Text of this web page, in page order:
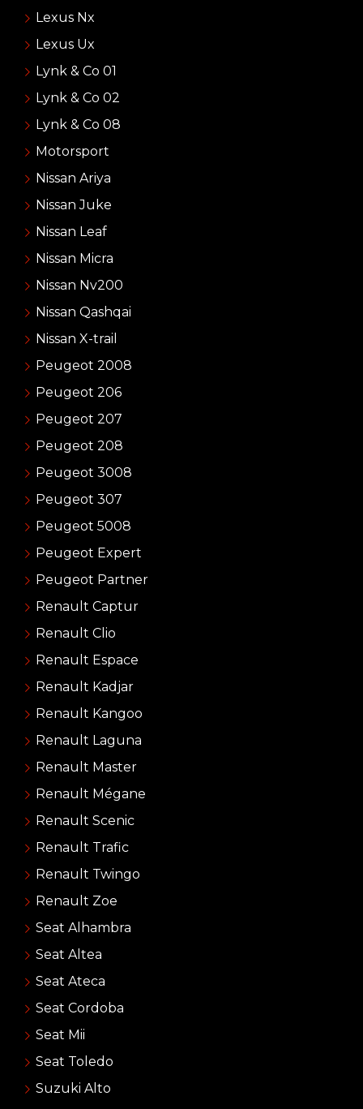
Lexus Nx
Lexus Ux
Lynk & Co 01
Lynk & Co 02
Lynk & Co 08
Motorsport
Nissan Ariya
Nissan Juke
Nissan Leaf
Nissan Micra
Nissan Nv200
Nissan Qashqai
Nissan X-trail
Peugeot 2008
Peugeot 206
Peugeot 207
Peugeot 208
Peugeot 3008
Peugeot 307
Peugeot 5008
Peugeot Expert
Peugeot Partner
Renault Captur
Renault Clio
Renault Espace
Renault Kadjar
Renault Kangoo
Renault Laguna
Renault Master
Renault Mégane
Renault Scenic
Renault Trafic
Renault Twingo
Renault Zoe
Seat Alhambra
Seat Altea
Seat Ateca
Seat Cordoba
Seat Mii
Seat Toledo
Suzuki Alto